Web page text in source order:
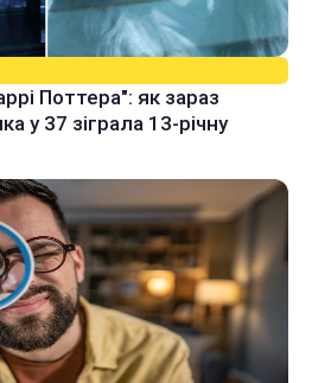
Поттера": як зараз
у 37 зіграла 13-річну